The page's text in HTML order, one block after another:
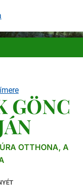
GÖNC
OTTHONA, A